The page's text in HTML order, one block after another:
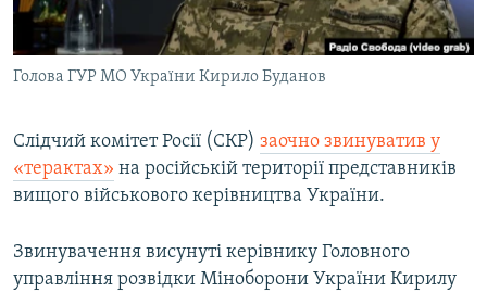
СВІДЧЕННЯ ОКУПАЦІЇ
УКРАЇНСЬКА ПРОБЛЕМА КРИМУ
ІНФОГРАФІКА
Qırımtatar
ДОЛУЧАЙСЯ!
Усі сайти RFE/RL
Голова ГУР МО України Кирило Буданов
Слідчий комітет Росії (СКР) заочно звинуватив у
«терактах» на російській території представників
вищого військового керівництва України.
Звинувачення висунуті керівнику Головного
управління розвідки Міноборони України Кирилу